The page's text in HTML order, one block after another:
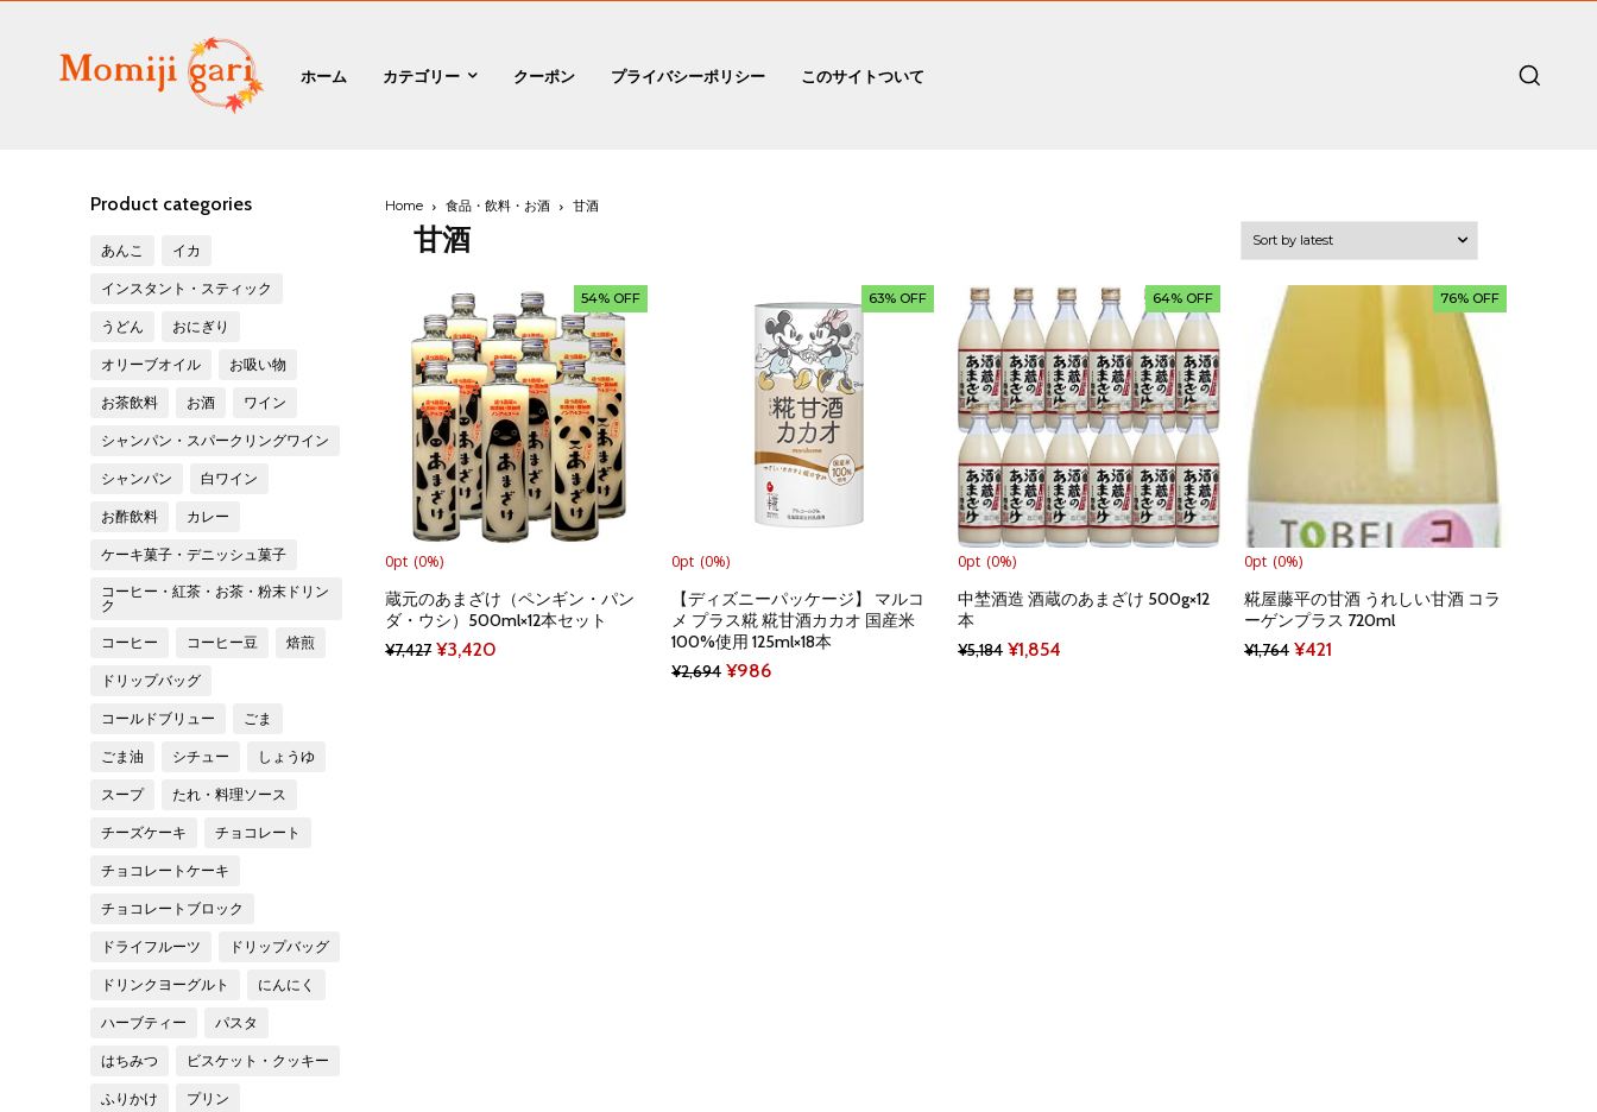
ホーム カテゴリー クーポン プライバシーポリシー このサイトついて
Product categories
あんこ イカ
インスタント・スティック
うどん おにぎり
オリーブオイル お吸い物
お茶飲料 お酒 ワイン
シャンパン・スパークリングワイン
シャンパン 白ワイン
お酢飲料 カレー
ケーキ菓子・デニッシュ菓子
コーヒー・紅茶・お茶・粉末ドリン
ク
コーヒー コーヒー豆 焙煎
ドリップバッグ
コールドブリュー ごま
ごま油 シチュー しょうゆ
スープ たれ・料理ソース
チーズケーキ チョコレート
チョコレートケーキ
チョコレートブロック
ドライフルーツ ドリップバッグ
ドリンクヨーグルト にんにく
ハーブティー パスタ
はちみつ ビスケット・クッキー
ふりかけ プリン
Home 食品・飲料・お酒 甘酒
甘酒
54% OFF
0pt (0%)
蔵元のあまざけ（ペンギン・パン
ダ・ウシ）500ml×12本セット
¥7,427 Original
¥3,420
63% OFF
0pt (0%)
【ディズニーパッケージ】 マルコ
メ プラス糀 糀甘酒カカオ 国産米
100%使用 125ml×18本
¥2,694 Original
¥986Current
64% OFF
0pt (0%)
中埜酒造 酒蔵のあまざけ 500g×12
本
¥5,184 Original
¥1,854
76% OFF
0pt (0%)
糀屋藤平の甘酒 うれしい甘酒 コラ
ーゲンプラス 720ml
¥1,764 Original
¥421